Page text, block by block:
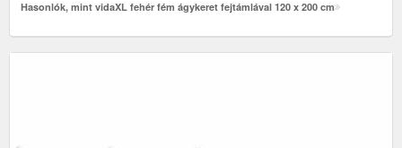
Hasonlók, mint vidaXL fehér fém ágykeret fejtámlával 120 x 200 cm